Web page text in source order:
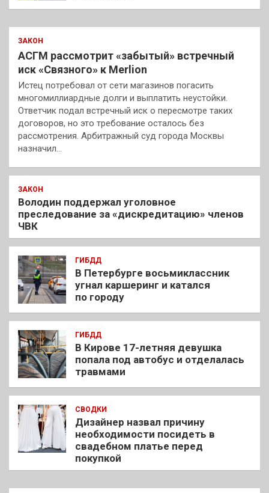
ЗАКОН
АСГМ рассмотрит «забытый» встречный
иск «Связного» к Merlion
Истец потребовал от сети магазинов погасить
многомиллиардные долги и выплатить неустойки.
Ответчик подал встречный иск о пересмотре таких
договоров, но это требование осталось без
рассмотрения. Арбитражный суд города Москвы
назначил…
ЗАКОН
Володин поддержал уголовное
преследование за «дискредитацию» членов
ЧВК
ГИБДД
В Петербурге восьмиклассник
угнал каршеринг и катался
по городу
ГИБДД
В Кирове 17-летняя девушка
попала под автобус и отделалась
травмами
СВОДКИ
Дизайнер назвал причину
необходимости посидеть в
свадебном платье перед
покупкой